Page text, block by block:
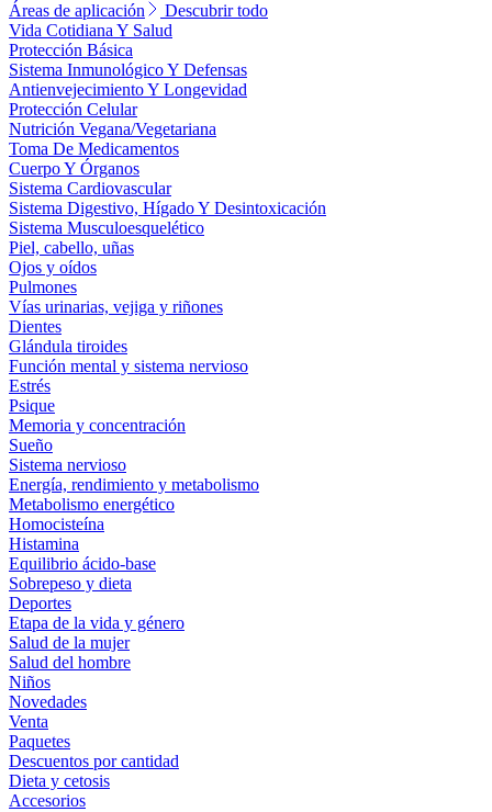
Áreas de aplicación
Descubrir todo
Vida Cotidiana Y Salud
Protección Básica
Sistema Inmunológico Y Defensas
Antienvejecimiento Y Longevidad
Protección Celular
Nutrición Vegana/Vegetariana
Toma De Medicamentos
Cuerpo Y Órganos
Sistema Cardiovascular
Sistema Digestivo, Hígado Y Desintoxicación
Sistema Musculoesquelético
Piel, cabello, uñas
Ojos y oídos
Pulmones
Vías urinarias, vejiga y riñones
Dientes
Glándula tiroides
Función mental y sistema nervioso
Estrés
Psique
Memoria y concentración
Sueño
Sistema nervioso
Energía, rendimiento y metabolismo
Metabolismo energético
Homocisteína
Histamina
Equilibrio ácido-base
Sobrepeso y dieta
Deportes
Etapa de la vida y género
Salud de la mujer
Salud del hombre
Niños
Novedades
Venta
Paquetes
Descuentos por cantidad
Dieta y cetosis
Accesorios